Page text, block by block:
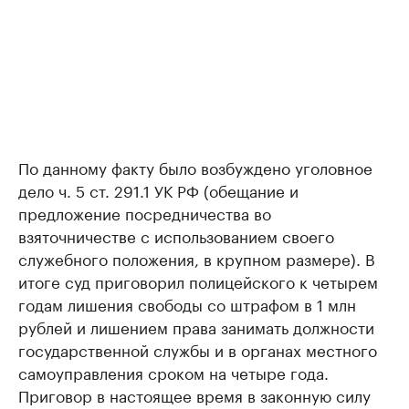
По данному факту было возбуждено уголовное
дело ч. 5 ст. 291.1 УК РФ (обещание и
предложение посредничества во
взяточничестве с использованием своего
служебного положения, в крупном размере). В
итоге суд приговорил полицейского к четырем
годам лишения свободы со штрафом в 1 млн
рублей и лишением права занимать должности
государственной службы и в органах местного
самоуправления сроком на четыре года.
Приговор в настоящее время в законную силу